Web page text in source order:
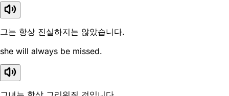
그는 항상 진실하지는 않았습니다.
she will always be missed.